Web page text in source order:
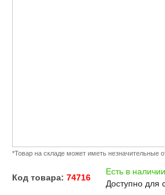
*Товар на складе может иметь незначительные
Код товара: 74716
Есть в наличии
Доступно для